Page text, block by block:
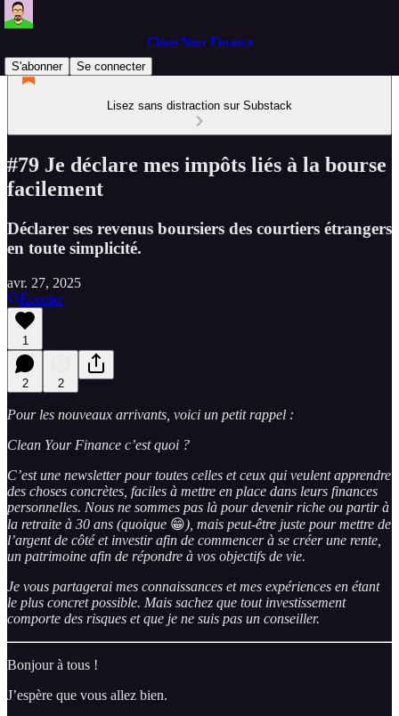
Clean Your Finance
S'abonner
Se connecter
Lisez sans distraction sur Substack
#79 Je déclare mes impôts liés à la bourse
facilement
Déclarer ses revenus boursiers des courtiers étrangers
en toute simplicité.
avr. 27, 2025
Écouter
1
2 2
Pour les nouveaux arrivants, voici un petit rappel :
Clean Your Finance c’est quoi ?
C’est une newsletter pour toutes celles et ceux qui veulent apprendre
des choses concrètes, faciles à mettre en place dans leurs finances
personnelles. Nous ne sommes pas là pour devenir riche ou partir à
la retraite à 30 ans (quoique 😁), mais peut-être juste pour mettre de
l’argent de côté et investir afin de commencer à se créer une rente,
un patrimoine afin de répondre à vos objectifs de vie.
Je vous partagerai mes connaissances et mes expériences en étant
le plus concret possible. Mais sachez que tout investissement
comporte des risques et que je ne suis pas un conseiller.
Bonjour à tous !
J’espère que vous allez bien.